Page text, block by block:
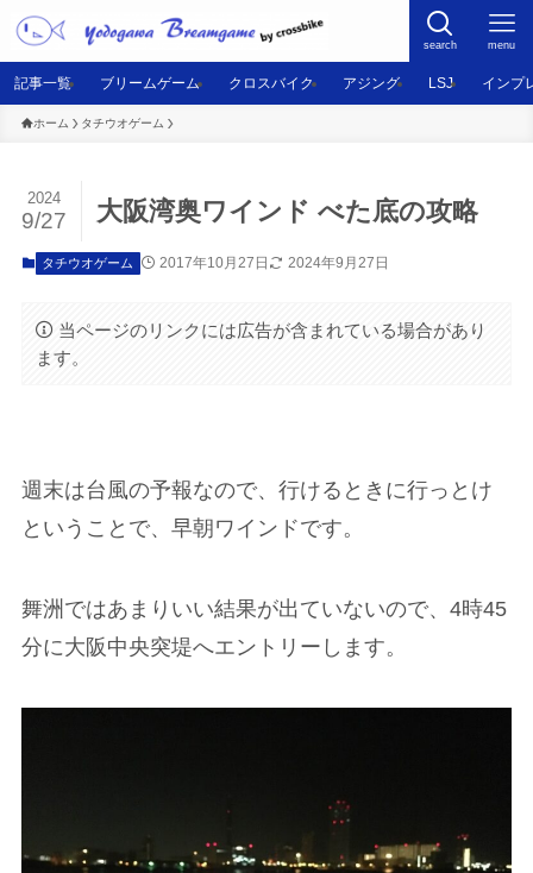
search menu
記事一覧 ブリームゲーム クロスバイク アジング LSJ インプ
ホーム タチウオゲーム
大阪湾奥ワインド べた底の攻略
2024
9/27
タチウオゲーム 2017年10月27日 2024年9月27日
当ページのリンクには広告が含まれている場合があり
ます。
週末は台風の予報なので、行けるときに行っとけ
ということで、早朝ワインドです。
舞洲ではあまりいい結果が出ていないので、4時45
分に大阪中央突堤へエントリーします。